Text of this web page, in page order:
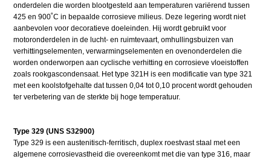
onderdelen die worden blootgesteld aan temperaturen variërend tussen
425 en 900˚C in bepaalde corrosieve milieus. Deze legering wordt niet
aanbevolen voor decoratieve doeleinden. Hij wordt gebruikt voor
motoronderdelen in de lucht- en ruimtevaart, omhullingsbuizen van
verhittingselementen, verwarmingselementen en ovenonderdelen die
worden onderworpen aan cyclische verhitting en corrosieve vloeistoffen
zoals rookgascondensaat. Het type 321H is een modificatie van type 321
met een koolstofgehalte dat tussen 0,04 tot 0,10 procent wordt gehouden
ter verbetering van de sterkte bij hoge temperatuur.
Type 329 (UNS S32900)
Type 329 is een austenitisch-ferritisch, duplex roestvast staal met een
algemene corrosievastheid die overeenkomt met die van type 316, maar